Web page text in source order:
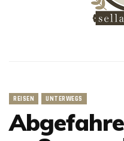
REISEN UNTERWEGS